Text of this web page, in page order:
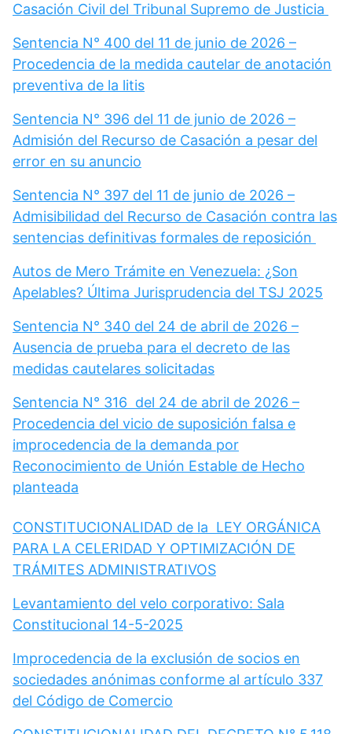
Casación Civil del Tribunal Supremo de Justicia
Sentencia N° 400 del 11 de junio de 2026 –
Procedencia de la medida cautelar de anotación
preventiva de la litis
Sentencia N° 396 del 11 de junio de 2026 –
Admisión del Recurso de Casación a pesar del
error en su anuncio
Sentencia N° 397 del 11 de junio de 2026 –
Admisibilidad del Recurso de Casación contra las
sentencias definitivas formales de reposición
Autos de Mero Trámite en Venezuela: ¿Son
Apelables? Última Jurisprudencia del TSJ 2025
Sentencia N° 340 del 24 de abril de 2026 –
Ausencia de prueba para el decreto de las
medidas cautelares solicitadas
Sentencia N° 316 del 24 de abril de 2026 –
Procedencia del vicio de suposición falsa e
improcedencia de la demanda por
Reconocimiento de Unión Estable de Hecho
planteada
CONSTITUCIONALIDAD de la LEY ORGÁNICA
PARA LA CELERIDAD Y OPTIMIZACIÓN DE
TRÁMITES ADMINISTRATIVOS
Levantamiento del velo corporativo: Sala
Constitucional 14-5-2025
Improcedencia de la exclusión de socios en
sociedades anónimas conforme al artículo 337
del Código de Comercio